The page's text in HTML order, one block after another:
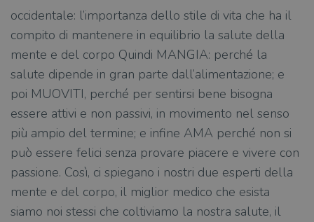
occidentale: l’importanza dello stile di vita che ha il
compito di mantenere in equilibrio la salute della
mente e del corpo Quindi MANGIA: perché la
salute dipende in gran parte dall’alimentazione; e
poi MUOVITI, perché per sentirsi bene bisogna
essere attivi e non passivi, in movimento nel senso
più ampio del termine; e infine AMA perché non si
può essere felici senza provare piacere e vivere con
passione. Così, ci spiegano i nostri due esperti della
mente e del corpo, il miglior medico che esista
siamo noi stessi che coltiviamo la nostra salute, il